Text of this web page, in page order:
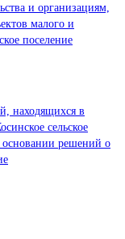
и организациям,
малого и
поселение
находящихся в
сельское
основании решений о